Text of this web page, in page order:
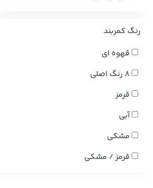
رنگ کمربند
قهوه ای
قرمز
آبی
مشکی
قرمز / مشکی